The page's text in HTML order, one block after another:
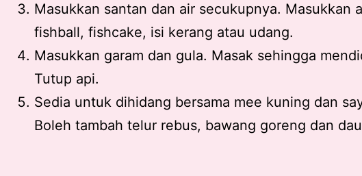
Masukkan santan dan air secukupnya. Masukkan
fishball, fishcake, isi kerang atau udang.
Masukkan garam dan gula. Masak sehingga
Tutup api.
Sedia untuk dihidang bersama mee kuning dan
Boleh tambah telur rebus, bawang goreng dan